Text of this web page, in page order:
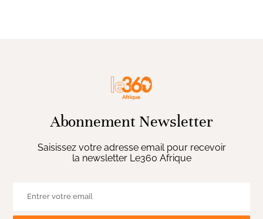
Abonnement Newsletter
Saisissez votre adresse email pour recevoir
la newsletter Le360 Afrique